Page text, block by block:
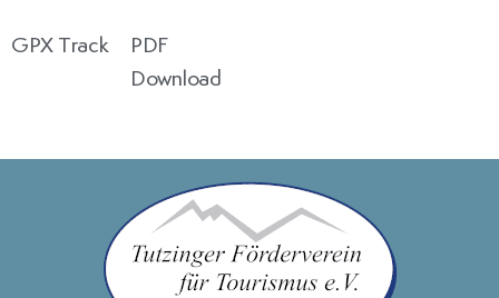
GPX Track
PDF
Download